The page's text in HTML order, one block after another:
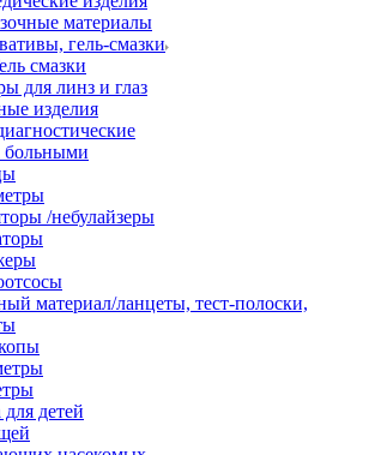
материалы
гель-смазки
смазки
для линз и глаз
изделия
больными
/небулайзеры
материал/ланцеты, тест-полоски,
детей